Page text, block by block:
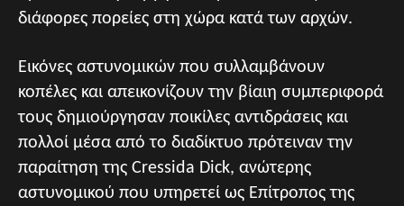
διάφορες πορείες στη χώρα κατά των αρχών.
Εικόνες αστυνομικών που συλλαμβάνουν
κοπέλες και απεικονίζουν την βίαιη συμπεριφορά
τους δημιούργησαν ποικίλες αντιδράσεις και
πολλοί μέσα από το διαδίκτυο πρότειναν την
παραίτηση της Cressida Dick, ανώτερης
αστυνομικού που υπηρετεί ως Επίτροπος της